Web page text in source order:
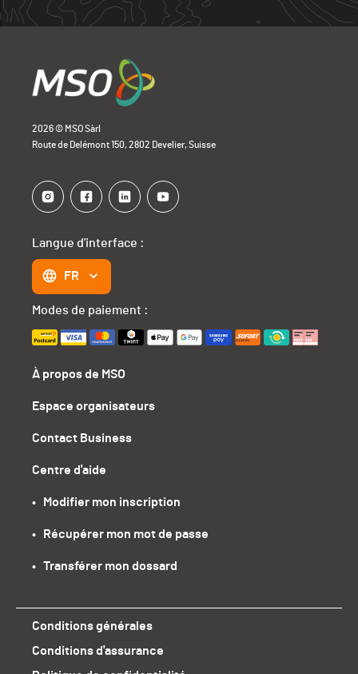
2026 © MSO Sàrl
Route de Delémont 150, 2802 Develier, Suisse
À propos de MSO
Espace organisateurs
Contact Business
Centre d'aide
•   Modifier mon inscription
•   Récupérer mon mot de passe
•   Transférer mon dossard
Langue d'interface :
FR
Modes de paiement :
Conditions générales
Conditions d'assurance